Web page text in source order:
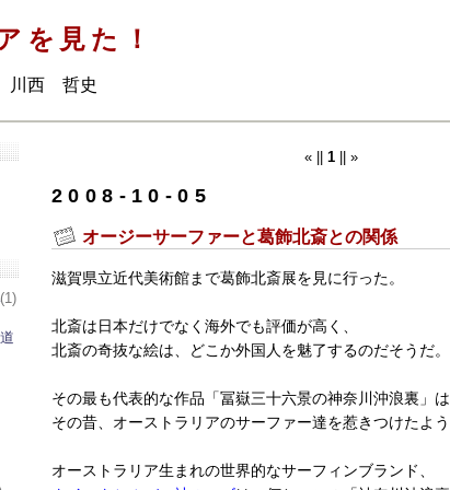
を見た！
川西 哲史
« || 1|| »
2008-10-05
オージーサーファーと葛飾北斎との関係
滋賀県立近代美術館まで葛飾北斎展を見に行った。
北斎は日本だけでなく海外でも評価が高く、
北斎の奇抜な絵は、どこか外国人を魅了するのだそうだ。
その最も代表的な作品「冨嶽三十六景の神奈川沖浪裏」
その昔、オーストラリアのサーファー達を惹きつけたよ
オーストラリア生まれの世界的なサーフィンブランド、
(1)